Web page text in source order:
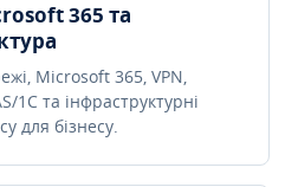
365 та
Microsoft 365, VPN,
1C та інфраструктурні
для бізнесу.